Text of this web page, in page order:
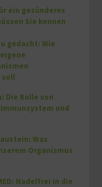
ein gesünderes
Sie kennen
gedacht: Wie
soll
Die Rolle von
und
Was
Organismus
Nadelfrei in die